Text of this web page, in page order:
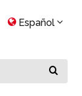
Español